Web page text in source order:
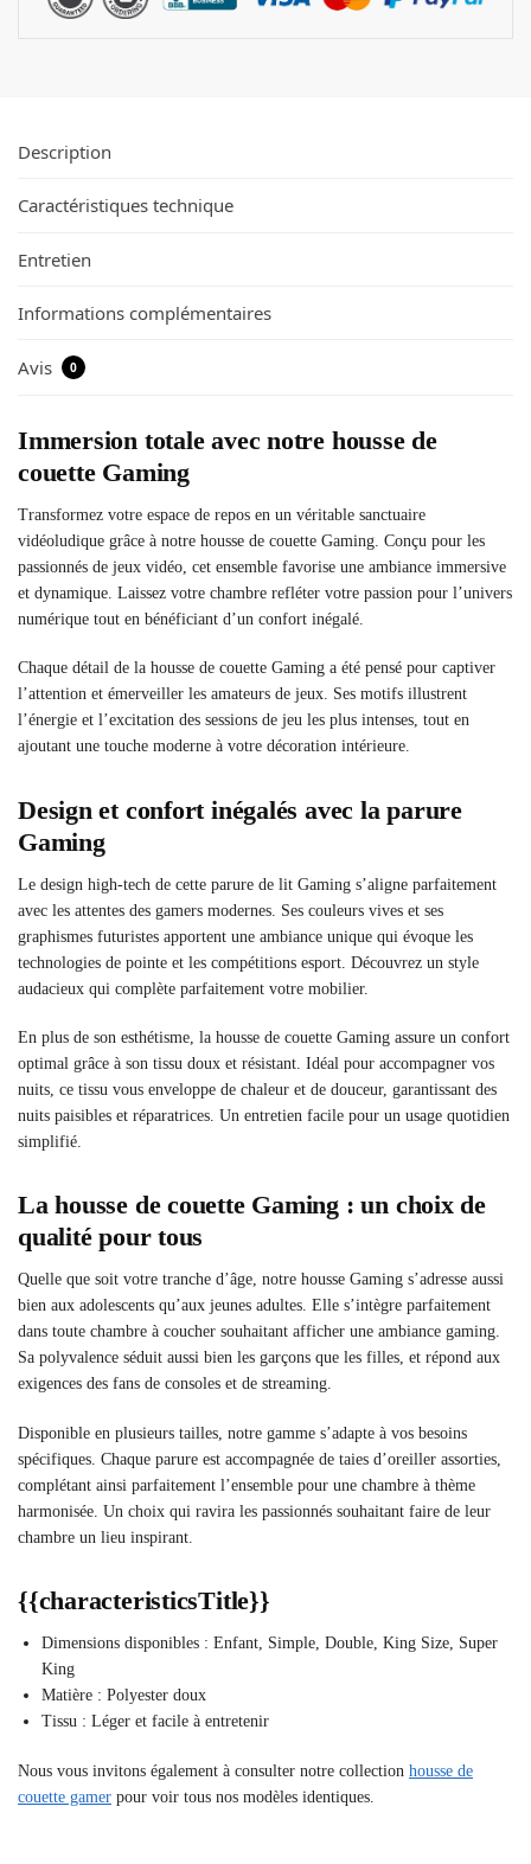
Description
Caractéristiques technique
Entretien
Informations complémentaires
Avis 0
Immersion totale avec notre housse de
couette Gaming
Transformez votre espace de repos en un véritable sanctuaire
vidéoludique grâce à notre housse de couette Gaming. Conçu pour les
passionnés de jeux vidéo, cet ensemble favorise une ambiance immersive
et dynamique. Laissez votre chambre refléter votre passion pour l’univers
numérique tout en bénéficiant d’un confort inégalé.
Chaque détail de la housse de couette Gaming a été pensé pour captiver
l’attention et émerveiller les amateurs de jeux. Ses motifs illustrent
l’énergie et l’excitation des sessions de jeu les plus intenses, tout en
ajoutant une touche moderne à votre décoration intérieure.
Design et confort inégalés avec la parure
Gaming
Le design high-tech de cette parure de lit Gaming s’aligne parfaitement
avec les attentes des gamers modernes. Ses couleurs vives et ses
graphismes futuristes apportent une ambiance unique qui évoque les
technologies de pointe et les compétitions esport. Découvrez un style
audacieux qui complète parfaitement votre mobilier.
En plus de son esthétisme, la housse de couette Gaming assure un confort
optimal grâce à son tissu doux et résistant. Idéal pour accompagner vos
nuits, ce tissu vous enveloppe de chaleur et de douceur, garantissant des
nuits paisibles et réparatrices. Un entretien facile pour un usage quotidien
simplifié.
La housse de couette Gaming : un choix de
qualité pour tous
Quelle que soit votre tranche d’âge, notre housse Gaming s’adresse aussi
bien aux adolescents qu’aux jeunes adultes. Elle s’intègre parfaitement
dans toute chambre à coucher souhaitant afficher une ambiance gaming.
Sa polyvalence séduit aussi bien les garçons que les filles, et répond aux
exigences des fans de consoles et de streaming.
Disponible en plusieurs tailles, notre gamme s’adapte à vos besoins
spécifiques. Chaque parure est accompagnée de taies d’oreiller assorties,
complétant ainsi parfaitement l’ensemble pour une chambre à thème
harmonisée. Un choix qui ravira les passionnés souhaitant faire de leur
chambre un lieu inspirant.
{{characteristicsTitle}}
Dimensions disponibles : Enfant, Simple, Double, King Size, Super
King
Matière : Polyester doux
Tissu : Léger et facile à entretenir
Nous vous invitons également à consulter notre collection housse de
couette gamer pour voir tous nos modèles identiques.